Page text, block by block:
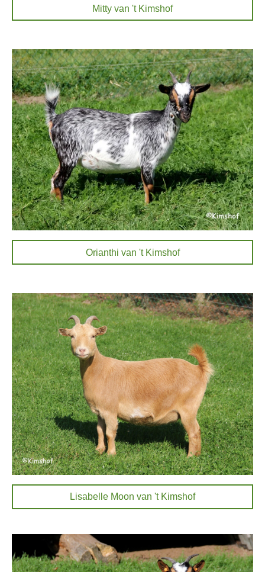
Mitty van 't Kimshof
Orianthi van 't Kimshof
Lisabelle Moon van 't Kimshof